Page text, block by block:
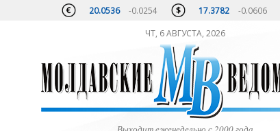
20.0536 -0.0254 17.3782 -0.0606
ЧТ, 6 АВГУСТА, 2026